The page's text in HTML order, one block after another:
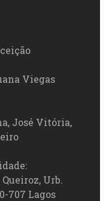
Viegas
José Vitória,
Urb.
707 Lagos